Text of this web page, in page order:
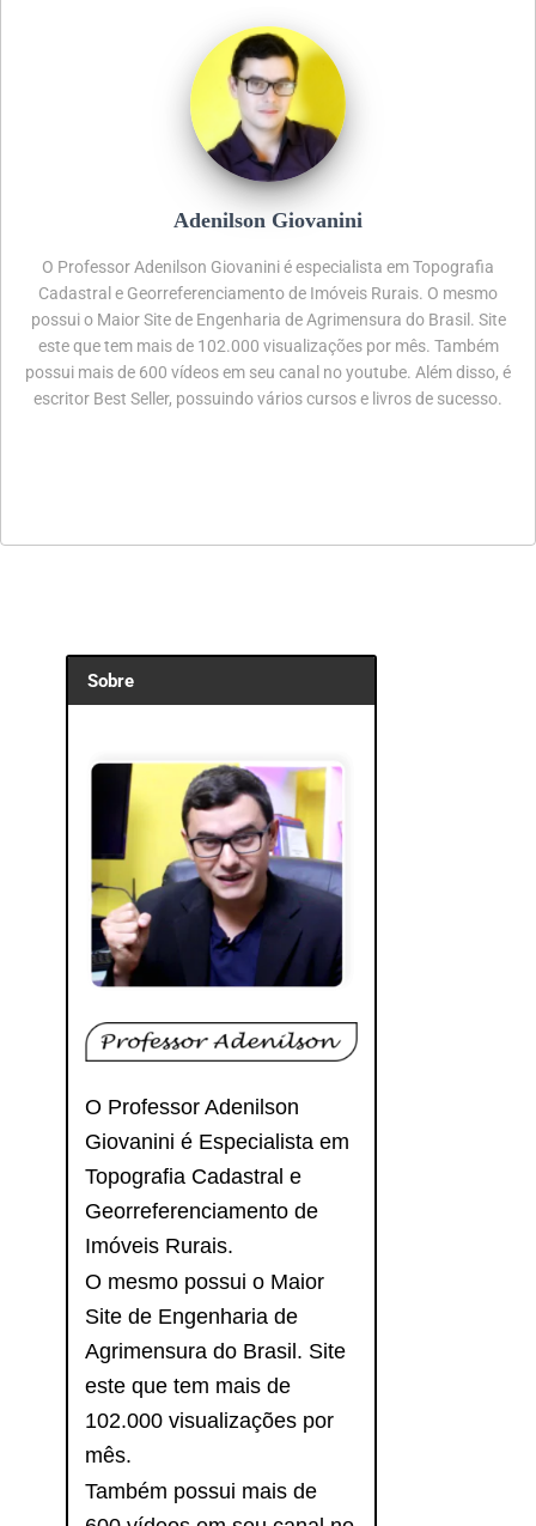
Adenilson Giovanini
O Professor Adenilson Giovanini é especialista em Topografia
Cadastral e Georreferenciamento de Imóveis Rurais. O mesmo
possui o Maior Site de Engenharia de Agrimensura do Brasil. Site
este que tem mais de 102.000 visualizações por mês. Também
possui mais de 600 vídeos em seu canal no youtube. Além disso, é
escritor Best Seller, possuindo vários cursos e livros de sucesso.
Sobre
O Professor Adenilson
Giovanini é Especialista em
Topografia Cadastral e
Georreferenciamento de
Imóveis Rurais.
O mesmo possui o Maior
Site de Engenharia de
Agrimensura do Brasil. Site
este que tem mais de
102.000 visualizações por
mês.
Também possui mais de